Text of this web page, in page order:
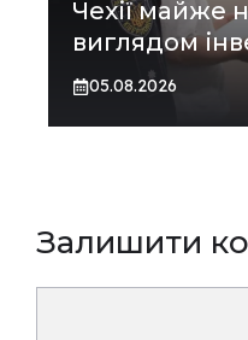
Чехії майже
виглядом
05.08.2026
Залишити